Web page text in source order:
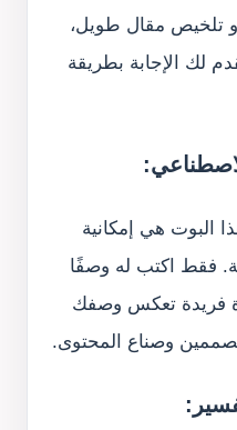
تلخيص مقال طويل،
لك الإجابة بطريقة
البوت هي إمكانية
فقط اكتب له وصفًا
فريدة تعكس وصفك
وصناع المحتوى.